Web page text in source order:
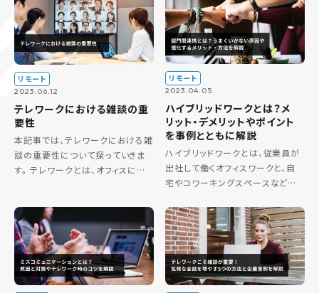
リモート
2023.06.12
テレワークにおける雑談の重
要性
本記事では、テレワークにおける雑
談の重要性について探っていきま
す。 テレワークとは、オフィスに出
す。しかし、テレワークには孤独感
やコミュニケーションの欠如などの
[…]
リモート
2023.04.05
ハイブリッドワークとは？メ
リット・デメリットやポイント
を事例とともに解説
ハイブリッドワークとは、従業員が
出社して働くオフィスワークと、自
宅やコワーキングスペースなどの
を組み合わせた働き方です。社会情
勢や個人的な都合など、その時々
の状況に合わせ柔軟な対応ができ
る […]